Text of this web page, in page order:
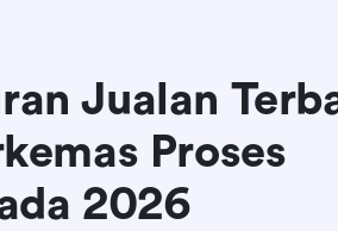
Jualan
Proses
2026